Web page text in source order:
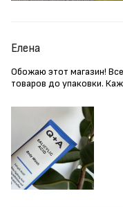
Елена
Обожаю этот магазин!
товаров до упаковки.